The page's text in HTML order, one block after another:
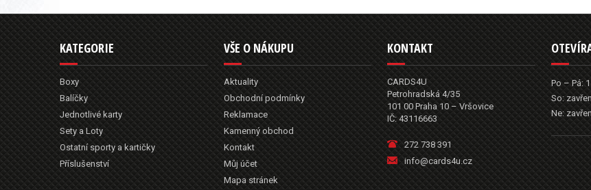
KATEGORIE
Boxy
Balíčky
Jednotlivé karty
Sety a Loty
Ostatní sporty a kartičky
Příslušenství
VŠE O NÁKUPU
Aktuality
Obchodní podmínky
Reklamace
Kamenný obchod
Kontakt
Můj účet
Mapa stránek
KONTAKT
CARDS4U
Petrohradská 4/35
101 00 Praha 10 – Vršovice
IČ: 43116663
272 738 391
info@cards4u.cz
Po – Pá:
So:
Ne: